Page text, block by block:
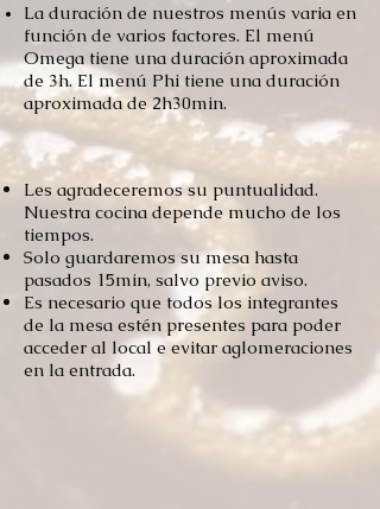
La duración de nuestros menús varia en
función de varios factores. El menú
Omega tiene una duración aproximada
de 3h. El menú Phi tiene una duración
aproximada de 2h30min.
Les agradeceremos su puntualidad.
Nuestra cocina depende mucho de los
tiempos.
Solo guardaremos su mesa hasta
pasados 15min, salvo previo aviso.
Es necesario que todos los integrantes
de la mesa estén presentes para poder
acceder al local e evitar aglomeraciones
en la entrada.